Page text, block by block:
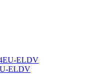
ELDV